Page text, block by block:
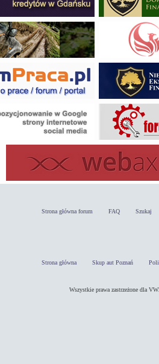
Strona główna forum FAQ Szukaj
Strona główna Skup aut Poznań
Wszystkie prawa zastrzeżone dla